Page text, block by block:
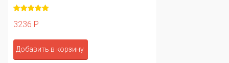
3236 Р
Добавить в корзину